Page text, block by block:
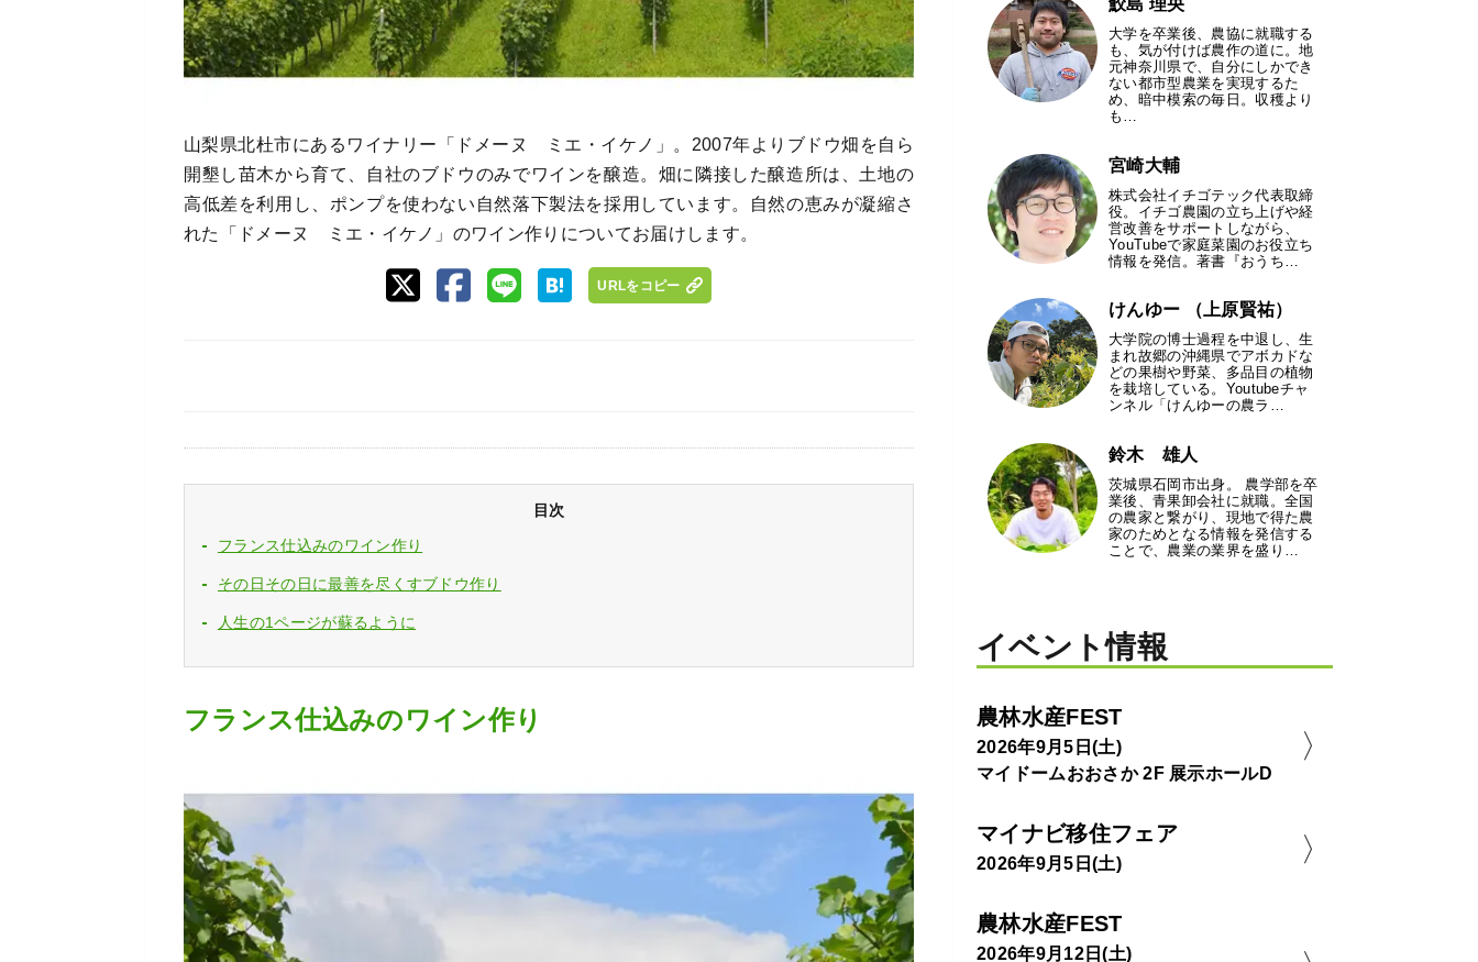
山梨県北杜市にあるワイナリー「ドメーヌ ミエ・イケノ」。2007年よりブドウ畑を自ら
開墾し苗木から育て、自社のブドウのみでワインを醸造。畑に隣接した醸造所は、土地の
高低差を利用し、ポンプを使わない自然落下製法を採用しています。自然の恵みが凝縮さ
れた「ドメーヌ ミエ・イケノ」のワイン作りについてお届けします。
URLをコピー
目次
フランス仕込みのワイン作り
その日その日に最善を尽くすブドウ作り
人生の1ページが蘇るように
フランス仕込みのワイン作り
鮫島 理央
大学を卒業後、農協に就職する
も、気が付けば農作の道に。地
元神奈川県で、自分にしかでき
ない都市型農業を実現するた
め、暗中模索の毎日。収穫より
も…
宮崎大輔
株式会社イチゴテック代表取締
役。イチゴ農園の立ち上げや経
営改善をサポートしながら、
YouTubeで家庭菜園のお役立ち
情報を発信。著書『おうち…
けんゆー （上原賢祐）
大学院の博士過程を中退し、生
まれ故郷の沖縄県でアボカドな
どの果樹や野菜、多品目の植物
を栽培している。Youtubeチャ
ンネル「けんゆーの農ラ…
鈴木 雄人
茨城県石岡市出身。 農学部を卒
業後、青果卸会社に就職。全国
の農家と繋がり、現地で得た農
家のためとなる情報を発信する
ことで、農業の業界を盛り…
イベント情報
農林水産FEST
2026年9月5日(土)
マイドームおおさか 2F 展示ホールD
マイナビ移住フェア
2026年9月5日(土)
農林水産FEST
2026年9月12日(土)